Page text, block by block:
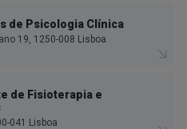
de Psicologia Clínica
19, 1250-008 Lisboa
de Fisioterapia e
041 Lisboa